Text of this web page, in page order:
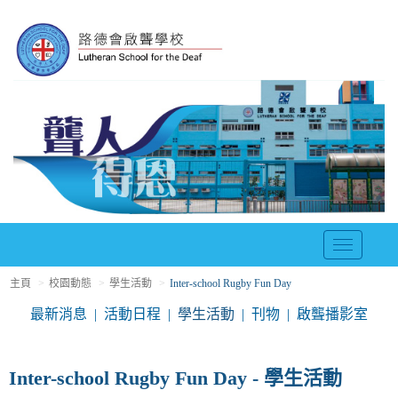
T
o
g
l
主頁 校園動態 學生活動 Inter-school Rugby Fun Day
最新消息 活動日程 學生活動 刊物 啟聾播影室
Inter-school Rugby Fun Day - 學生活動